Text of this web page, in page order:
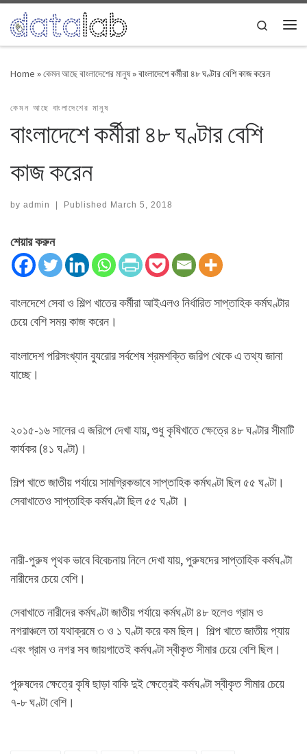
Skip to content
Search
Home »কেমন আছে বাংলাদেশের মানুষ»বাংলাদেশে কর্মীরা ৪৮ ঘণ্টার বেশি কাজ করেন
কেমন আছে বাংলাদেশের মানুষ
বাংলাদেশে কর্মীরা ৪৮ ঘণ্টার বেশি
কাজ করেন
by admin | Published March 5, 2018
শেয়ার করুন
বাংলদেশে সেবা ও শিল্প খাতের কর্মীরা আইএলও নির্ধারিত সাপ্তাহিক কর্মঘণ্টার
চেয়ে বেশি সময় কাজ করেন।
বাংলাদেশ পরিসংখ্যান ব্যুরোর সর্বশেষ শ্রমশক্তি জরিপ থেকে এ তথ্য জানা
যাচ্ছে।
২০১৫-১৬ সালের এ জরিপে দেখা যায়, শুধু কৃষিখাতে ক্ষেত্রে ৪৮ ঘণ্টার সীমাটি
কার্যকর (৪১ ঘণ্টা)।
শিল্প খাতে জাতীয় পর্যায়ে সামগ্রিকভাবে সাপ্তাহিক কর্মঘণ্টা ছিল ৫৫ ঘণ্টা।
সেবাখাতেও সাপ্তাহিক কর্মঘণ্টা ছিল ৫৫ ঘণ্টা ।
নারী-পুরুষ পৃথক ভাবে বিবেচনায় নিলে দেখা যায়, পুরুষদের সাপ্তাহিক কর্মঘণ্টা
নারীদের চেয়ে বেশি।
সেবাখাতে নারীদের কর্মঘণ্টা জাতীয় পর্যায়ে কর্মঘণ্টা ৪৮ হলেও গ্রাম ও
নগরাঞ্চলে তা যথাক্রমে ৩ ও ১ ঘণ্টা করে কম ছিল। শিল্প খাতে জাতীয় প্যায়
এবং গ্রাম ও নগর সব জায়গাতেই কর্মঘণ্টা স্বীকৃত সীমার চেয়ে বেশি ছিল।
পুরুষদের ক্ষেত্রে কৃষি ছাড়া বাকি দুই ক্ষেত্রেই কর্মঘণ্টা স্বীকৃত সীমার চেয়ে
৭-৮ ঘণ্টা বেশি।